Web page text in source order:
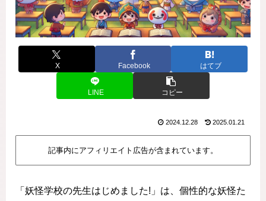
X Facebook はてブ
LINE コピー
2024.12.28 2025.01.21
記事内にアフィリエイト広告が含まれています。
「妖怪学校の先生はじめました!」は、個性的な妖怪た